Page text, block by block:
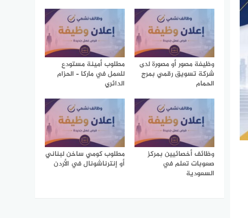
وظيفة مصور أو مصورة لدى
شركة تسويق رقمي بمرج
الحمام
مطلوب أمينة مستودع
للعمل في ماركا – الحزام
الدائري
وظائف أخصائيين بمركز
صعوبات تعلم في
السعودية
مطلوب كومي ساخن لبناني
أو إنترناشونال في الأردن